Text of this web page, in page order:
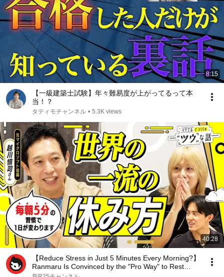
8:15
【一級建築士試験】年々難易度が上がってるって本
当！？
タティモチャンネル • 5.3K views
40:28
【Reduce Stress in Just 5 Minutes Every Morning?】
Ranmaru Is Convinced by the "Pro Way" to Rest
Pra...